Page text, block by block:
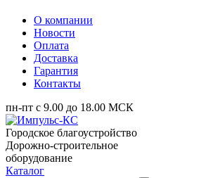
О компании
Новости
Оплата
Доставка
Гарантия
Контакты
пн-пт с 9.00 до 18.00 МСК
Городское благоустройство
Дорожно-строительное
оборудование
Каталог